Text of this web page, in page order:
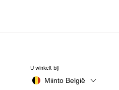
U winkelt bij
Miinto België